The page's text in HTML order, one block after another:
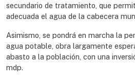
secundario de tratamiento, que
adecuada el agua de la cabecera
Asimismo, se pondrá en marcha la
agua potable, obra largamente
abasto a la población, con una
mdp.